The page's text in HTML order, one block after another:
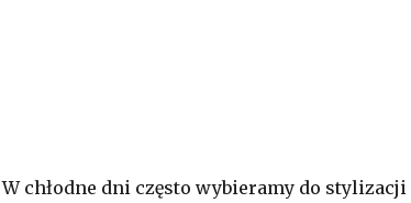
W chłodne dni często wybieramy do stylizacji